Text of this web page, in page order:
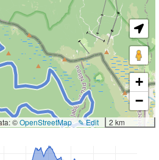
+
−
2 km
✎ Edit
©OpenStreetMap